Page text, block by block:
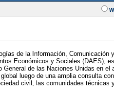
de la Información, Comunicación
Económicos y Sociales (DAES),
de las Naciones Unidas en el
luego de una amplia consulta
civil, las comunidades técnicas